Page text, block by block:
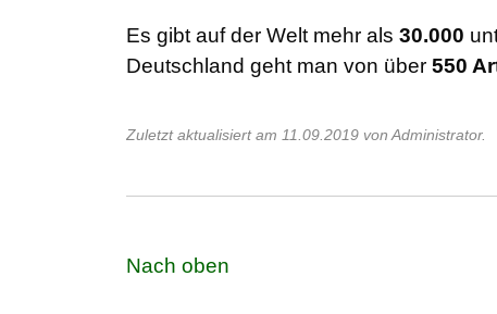
Es gibt auf der Welt mehr als 30.000
Deutschland geht man von über 550
Zuletzt aktualisiert am 11.09.2019 von Administrator.
Nach oben